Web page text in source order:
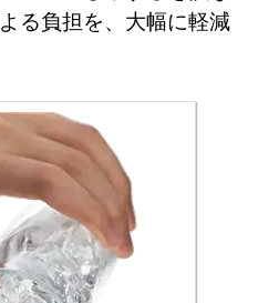
る負担を、大幅に軽減